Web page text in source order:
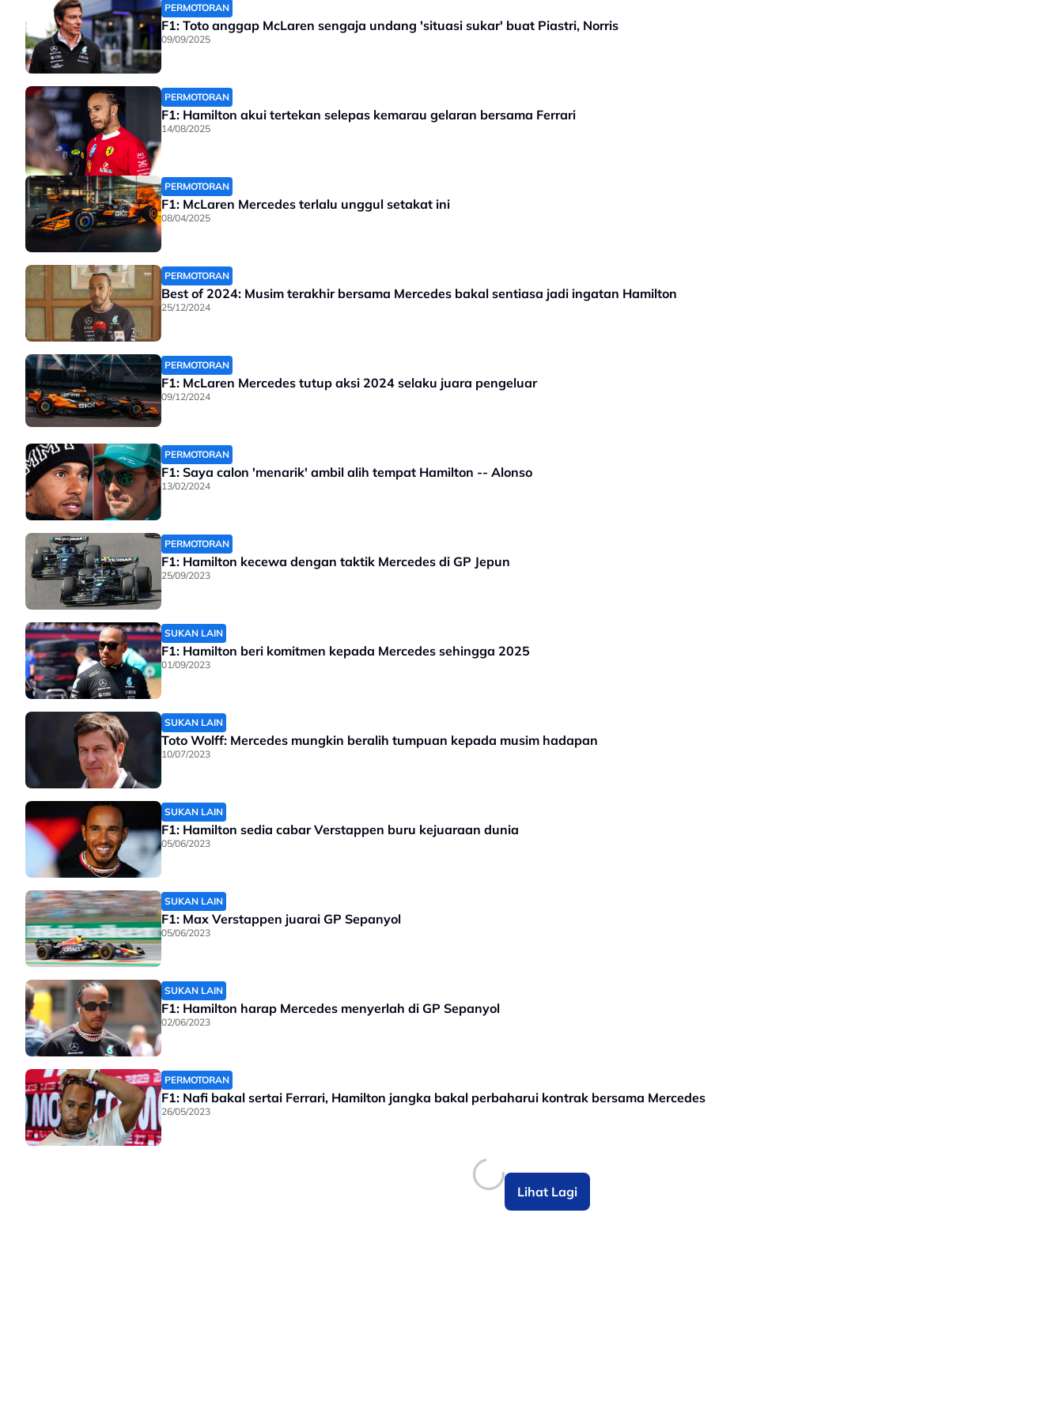
PERMOTORAN
F1: Toto anggap McLaren sengaja undang 'situasi sukar' buat Piastri, Norris
09/09/2025
PERMOTORAN
F1: Hamilton akui tertekan selepas kemarau gelaran bersama Ferrari
14/08/2025
PERMOTORAN
F1: McLaren Mercedes terlalu unggul setakat ini
08/04/2025
PERMOTORAN
Best of 2024: Musim terakhir bersama Mercedes bakal sentiasa jadi ingatan Hamilton
25/12/2024
PERMOTORAN
F1: McLaren Mercedes tutup aksi 2024 selaku juara pengeluar
09/12/2024
PERMOTORAN
F1: Saya calon 'menarik' ambil alih tempat Hamilton -- Alonso
13/02/2024
PERMOTORAN
F1: Hamilton kecewa dengan taktik Mercedes di GP Jepun
25/09/2023
SUKAN LAIN
F1: Hamilton beri komitmen kepada Mercedes sehingga 2025
01/09/2023
SUKAN LAIN
Toto Wolff: Mercedes mungkin beralih tumpuan kepada musim hadapan
10/07/2023
SUKAN LAIN
F1: Hamilton sedia cabar Verstappen buru kejuaraan dunia
05/06/2023
SUKAN LAIN
F1: Max Verstappen juarai GP Sepanyol
05/06/2023
SUKAN LAIN
F1: Hamilton harap Mercedes menyerlah di GP Sepanyol
02/06/2023
PERMOTORAN
F1: Nafi bakal sertai Ferrari, Hamilton jangka bakal perbaharui kontrak bersama Mercedes
26/05/2023
Lihat Lagi